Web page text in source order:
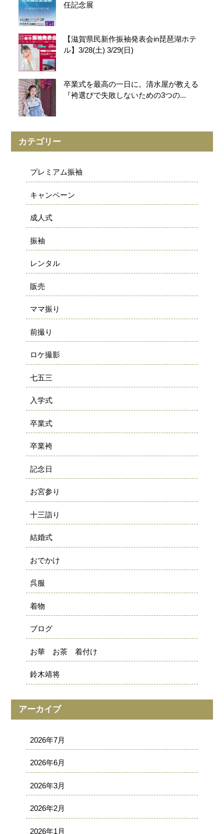
任記念展
【滋賀県民新作振袖発表会in琵琶湖ホテ
ル】3/28(土) 3/29(日)
卒業式を最高の一日に。清水屋が教える
『袴選びで失敗しないための3つの...
カテゴリー
プレミアム振袖
キャンペーン
成人式
振袖
レンタル
販売
ママ振り
前撮り
ロケ撮影
七五三
入学式
卒業式
卒業袴
記念日
お宮参り
十三詣り
結婚式
おでかけ
呉服
着物
ブログ
お華 お茶 着付け
鈴木靖将
アーカイブ
2026年7月
2026年6月
2026年3月
2026年2月
2026年1月